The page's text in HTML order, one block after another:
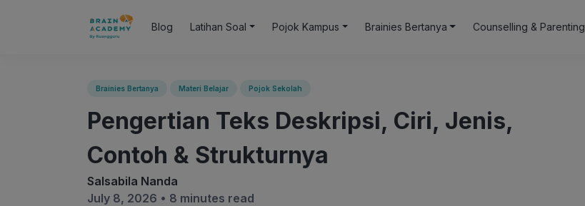
Blog Latihan Soal Pojok Kampus Brainies Bertanya Counselling & Parenting
Brainies Bertanya Materi Belajar Pojok Sekolah
Pengertian Teks Deskripsi, Ciri, Jenis,
Contoh & Strukturnya
Salsabila Nanda
July 8, 2026 • 8 minutes read